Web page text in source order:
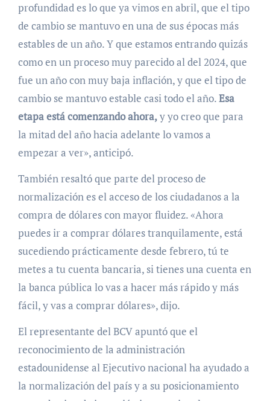
profundidad es lo que ya vimos en abril, que el tipo
de cambio se mantuvo en una de sus épocas más
estables de un año. Y que estamos entrando quizás
como en un proceso muy parecido al del 2024, que
fue un año con muy baja inflación, y que el tipo de
cambio se mantuvo estable casi todo el año.Esa
etapa está comenzando ahora,y yo creo que para
la mitad del año hacia adelante lo vamos a
empezar a ver», anticipó.
También resaltó que parte del proceso de
normalización es el acceso de los ciudadanos a la
compra de dólares con mayor fluidez. «Ahora
puedes ir a comprar dólares tranquilamente, está
sucediendo prácticamente desde febrero, tú te
metes a tu cuenta bancaria, si tienes una cuenta en
la banca pública lo vas a hacer más rápido y más
fácil, y vas a comprar dólares», dijo.
El representante del BCV apuntó que el
reconocimiento de la administración
estadounidense al Ejecutivo nacional ha ayudado a
la normalización del país y a su posicionamiento